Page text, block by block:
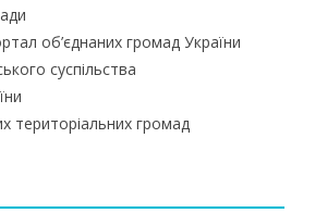
об’єднаних громад України
суспільства
територіальних громад